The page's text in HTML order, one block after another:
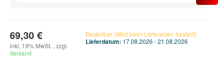
69,30 €
inkl. 19% MwSt. , zzgl.
Versand
Bestellbar (Wird beim Lieferanten bestellt)
Lieferdatum: 17.08.2026 - 21.08.2026